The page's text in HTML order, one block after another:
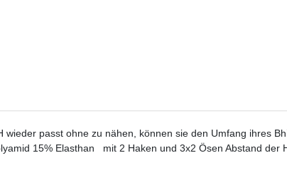
passt ohne zu nähen, können sie den Umfang ihres
15% Elasthan mit 2 Haken und 3x2 Ösen Abstand der